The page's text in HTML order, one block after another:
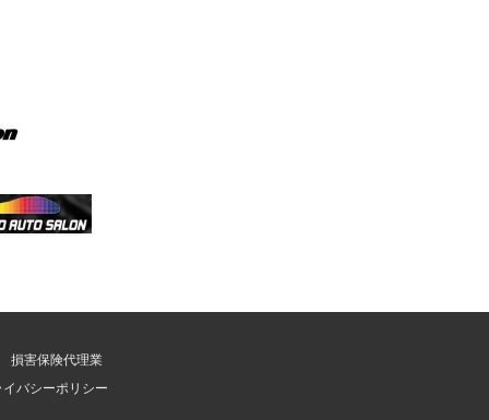
損害保険代理業
イバシーポリシー